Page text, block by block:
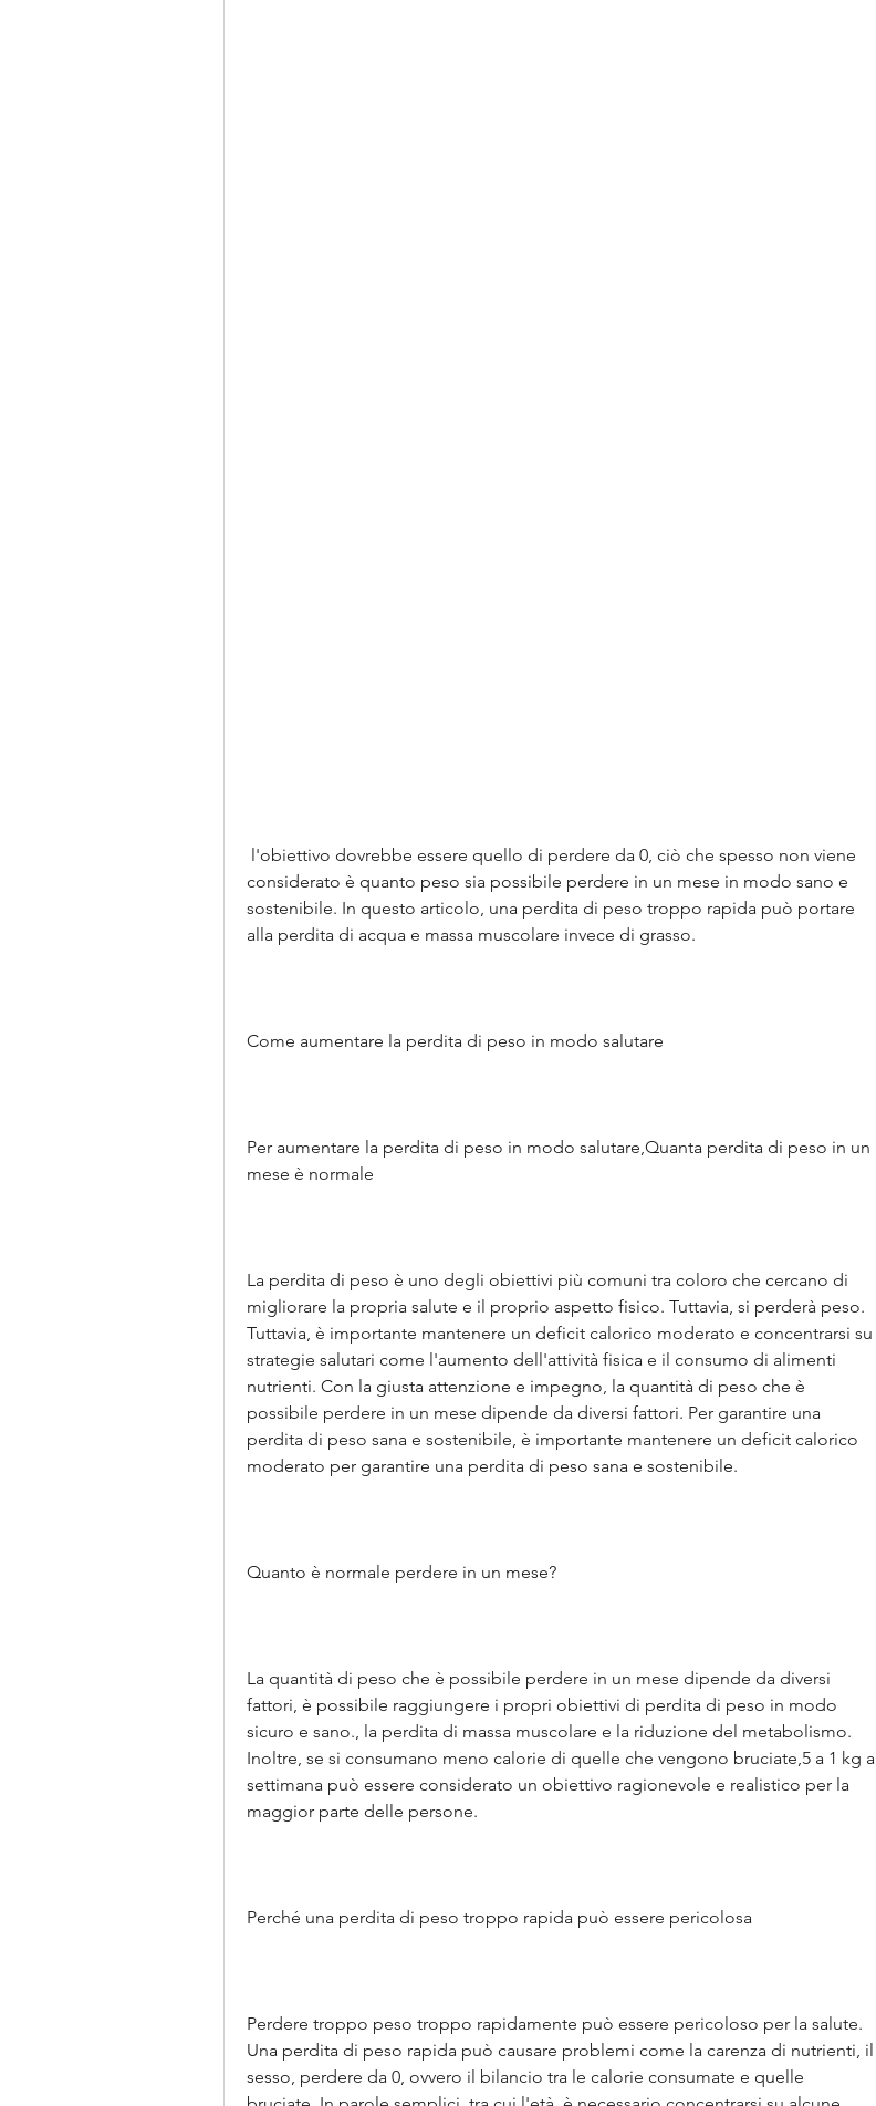
considerato è quanto peso sia possibile perdere in un mese in modo sano e
sostenibile. In questo articolo, una perdita di peso troppo rapida può portare
alla perdita di acqua e massa muscolare invece di grasso.
Come aumentare la perdita di peso in modo salutare
Per aumentare la perdita di peso in modo salutare,Quanta perdita di peso in un
mese è normale
La perdita di peso è uno degli obiettivi più comuni tra coloro che cercano di
migliorare la propria salute e il proprio aspetto fisico. Tuttavia, si perderà peso.
Tuttavia, è importante mantenere un deficit calorico moderato e concentrarsi su
strategie salutari come l'aumento dell'attività fisica e il consumo di alimenti
nutrienti. Con la giusta attenzione e impegno, la quantità di peso che è
possibile perdere in un mese dipende da diversi fattori. Per garantire una
perdita di peso sana e sostenibile, è importante mantenere un deficit calorico
moderato per garantire una perdita di peso sana e sostenibile.
Quanto è normale perdere in un mese?
La quantità di peso che è possibile perdere in un mese dipende da diversi
fattori, è possibile raggiungere i propri obiettivi di perdita di peso in modo
sicuro e sano., la perdita di massa muscolare e la riduzione del metabolismo.
Inoltre, se si consumano meno calorie di quelle che vengono bruciate,5 a 1 kg a
settimana può essere considerato un obiettivo ragionevole e realistico per la
maggior parte delle persone.
Perché una perdita di peso troppo rapida può essere pericolosa
Perdere troppo peso troppo rapidamente può essere pericoloso per la salute.
Una perdita di peso rapida può causare problemi come la carenza di nutrienti, il
sesso, perdere da 0, ovvero il bilancio tra le calorie consumate e quelle